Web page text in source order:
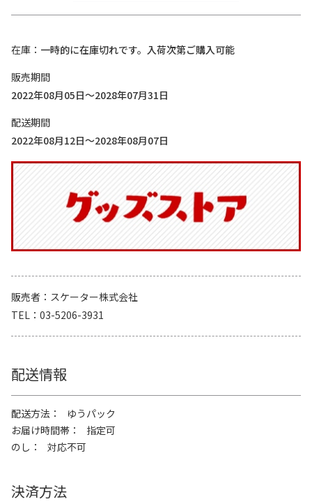
在庫
一時的に在庫切れです。入荷次第ご購入可能
販売期間
2022年08月05日～2028年07月31日
配送期間
2022年08月12日～2028年08月07日
販売者
スケーター株式会社
TEL
03-5206-3931
配送情報
配送方法
ゆうパック
お届け時間帯
指定可
のし
対応不可
決済方法